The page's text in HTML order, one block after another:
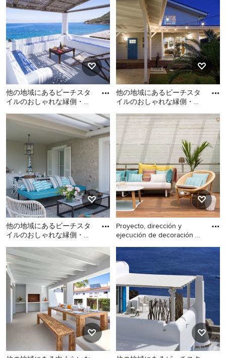
ポーチの写真
ーチの写真
他の地域にあるビーチスタ
イルのおしゃれな縁側・ポ
他の地域にあるビーチスタ
イルのおしゃれな縁側・ポ
ーチの写真
他の地域にあるビーチスタ
イルのおしゃれな縁側・ポ
他の地域にあるビーチスタ
イルのおしゃれな縁側・ポ
ーチの写真
他の地域にあるビーチスタ
イルのおしゃれな縁側・ポ
他の地域にあるビーチスタ
イルのおしゃれな縁側・ポ
ーチの写真
Proyecto, dirección y
ejecución de decoración de
ビルバオにある中くらいな
ビーチスタイルのおしゃれ
な縁側・ポーチ (網戸付きポ
ーチ、タイル敷き、パーゴ
ラ) の写真